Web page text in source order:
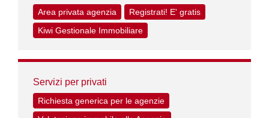
Area privata agenzia
Registrati! E' gratis
Kiwi Gestionale Immobiliare
Servizi per privati
Richiesta generica per le agenzie